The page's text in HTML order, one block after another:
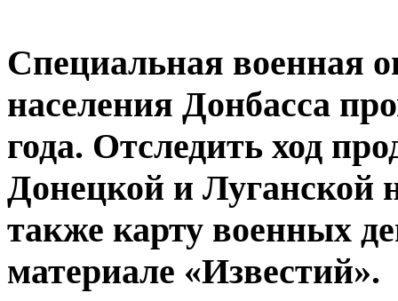
Специальная военная
населения Донбасса
года. Отследить ход
Донецкой и
также карту военных
материале «Известий».